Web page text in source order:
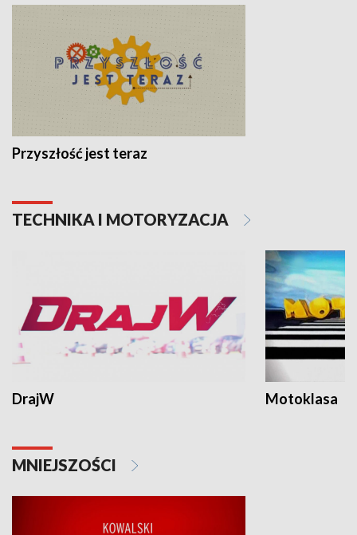
Przyszłość jest teraz
TECHNIKA I MOTORYZACJA
DrajW Motoklasa
MNIEJSZOŚCI